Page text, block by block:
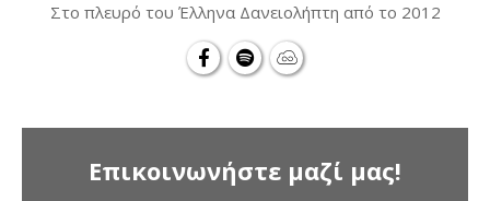
Στο πλευρό του Έλληνα Δανειολήπτη από το 2012
Επικοινωνήστε μαζί μας!